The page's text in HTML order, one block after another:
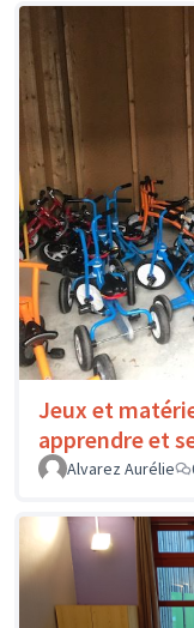
Jeux et
apprendre et
Alvarez Aurélie